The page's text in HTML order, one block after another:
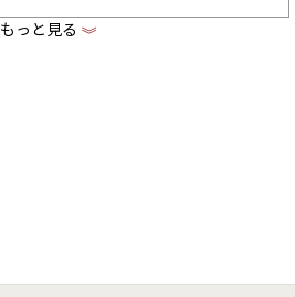
もっと見る 《